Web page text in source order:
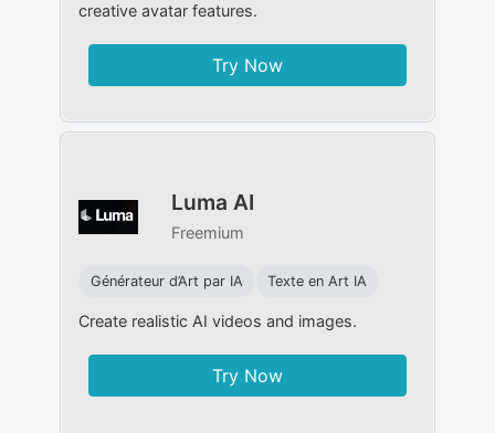
creative avatar features.
Try Now
Luma AI
Freemium
Générateur d’Art par IA Texte en Art IA
Create realistic AI videos and images.
Try Now